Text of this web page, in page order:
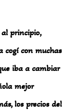
principio,
cogí con muchas
iba a cambiar
mejor
los precios del